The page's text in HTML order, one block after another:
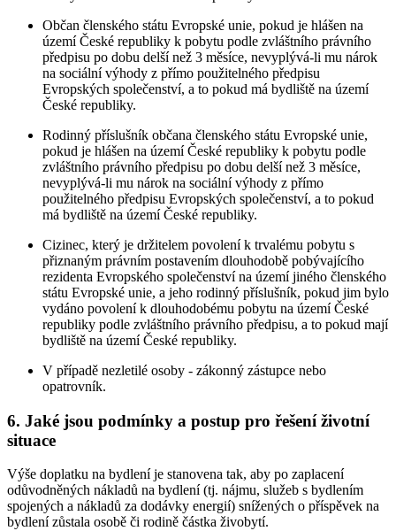
Občan členského státu Evropské unie, pokud je hlášen na
území České republiky k pobytu podle zvláštního právního
předpisu po dobu delší než 3 měsíce, nevyplývá-li mu nárok
na sociální výhody z přímo použitelného předpisu
Evropských společenství, a to pokud má bydliště na území
České republiky.
Rodinný příslušník občana členského státu Evropské unie,
pokud je hlášen na území České republiky k pobytu podle
zvláštního právního předpisu po dobu delší než 3 měsíce,
nevyplývá-li mu nárok na sociální výhody z přímo
použitelného předpisu Evropských společenství, a to pokud
má bydliště na území České republiky.
Cizinec, který je držitelem povolení k trvalému pobytu s
přiznaným právním postavením dlouhodobě pobývajícího
rezidenta Evropského společenství na území jiného členského
státu Evropské unie, a jeho rodinný příslušník, pokud jim bylo
vydáno povolení k dlouhodobému pobytu na území České
republiky podle zvláštního právního předpisu, a to pokud mají
bydliště na území České republiky.
V případě nezletilé osoby - zákonný zástupce nebo
opatrovník.
6. Jaké jsou podmínky a postup pro řešení životní
situace
Výše doplatku na bydlení je stanovena tak, aby po zaplacení
odůvodněných nákladů na bydlení (tj. nájmu, služeb s bydlením
spojených a nákladů za dodávky energií) snížených o příspěvek na
bydlení zůstala osobě či rodině částka živobytí.